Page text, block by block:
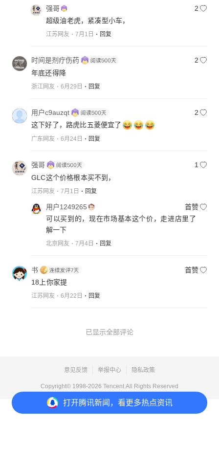
打开腾讯新闻，看更多热点资讯
强哥
2
超级油老虎，紧凑型小车，
江苏网友 7月1日 回复
时间是剂疗伤药
2
年底还得降
浙江网友 6月29日 回复
用户c9auzqt
2
这下好了，路虎比五菱便宜了
广东网友 6月24日 回复
强哥
1
GLC这个价格根本买不到，
江苏网友 7月1日 回复
用户1249265
首赞
可以买到的，现在市场基本这个价，走进店里了
解一下
北京网友 7月4日 回复
书
首赞
18上你家提
江苏网友 6月22日 回复
已显示全部评论
意见反馈 举报中心 隐私政策
Copyright© 1998-2026 Tencent.All Rights Reserved